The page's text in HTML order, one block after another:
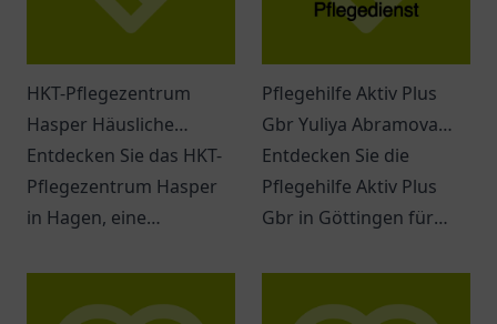
HKT-Pflegezentrum
Hasper Häusliche
Krankenpflege
Entdecken Sie das HKT-
Pflegezentrum Hasper
in Hagen, eine
individuelle und
professionelle häusliche
Pflegehilfe Aktiv Plus
Gbr Yuliya Abramova
und Elena Burlak
Ambulanter
Pflegedienst
Entdecken Sie die
Pflegehilfe Aktiv Plus
Gbr in Göttingen für
individueller
Unterstützung im Alltag.